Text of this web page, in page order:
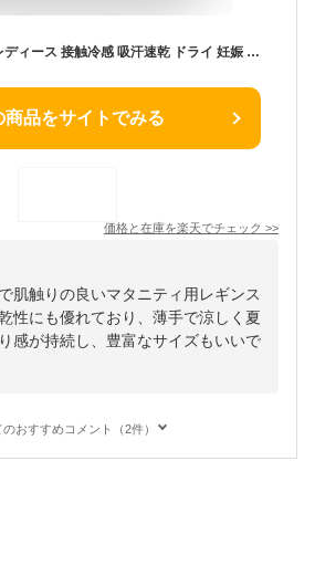
レギンス マタニティ レディース 接触冷感 吸汗速乾 ドライ 妊娠 妊婦 産後 大きいサイズ 9分丈 九分丈 10分丈 十分丈 ひんやり 爽やか 薄手 涼しい スパッツ 春 夏用 吸汗 涼感 インナー プレママ トール 【iLegアイレッグ】【クールドライ】 *3
商品をサイトでみる
価格と在庫を楽天でチェック >>
肌触りの良いマタニティ用レギンス
性にも優れており、薄手で涼しく夏
感が持続し、豊富なサイズもいいで
のおすすめコメント（2件）